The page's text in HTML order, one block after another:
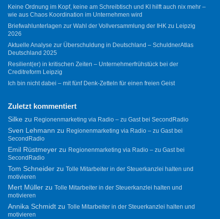
Keine Ordnung im Kopf, keine am Schreibtisch und KI hilft auch nix mehr –
wie aus Chaos Koordination im Unternehmen wird
Briefwahlunterlagen zur Wahl der Vollversammlung der IHK zu Leipzig
2026
Aktuelle Analyse zur Überschuldung in Deutschland – SchuldnerAtlas
Deutschland 2025
Resilient(er) in kritischen Zeiten – Unternehmerfrühstück bei der
Creditreform Leipzig
Ich bin nicht dabei – mit fünf Denk-Zetteln für einen freien Geist
Zuletzt kommentiert
Silkezu Regionenmarketing via Radio – zu Gast bei SecondRadio
Sven Lehmann zu Regionenmarketing via Radio – zu Gast bei
SecondRadio
Emil Rüstmeyerzu Regionenmarketing via Radio – zu Gast bei
SecondRadio
Tom Schneiderzu Tolle Mitarbeiter in der Steuerkanzlei halten und
motivieren
Mert Müllerzu Tolle Mitarbeiter in der Steuerkanzlei halten und
motivieren
Annika Schmidtzu Tolle Mitarbeiter in der Steuerkanzlei halten und
motivieren